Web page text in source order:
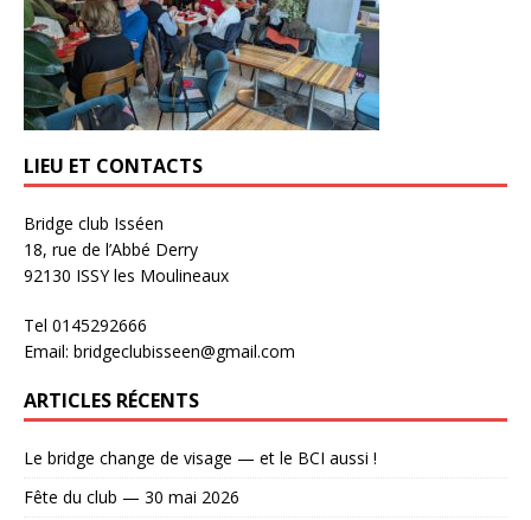
LIEU ET CONTACTS
Bridge club Isséen
18, rue de l’Abbé Derry
92130 ISSY les Moulineaux
Tel 0145292666
Email: bridgeclubisseen@gmail.com
ARTICLES RÉCENTS
Le bridge change de visage — et le BCI aussi !
Fête du club — 30 mai 2026